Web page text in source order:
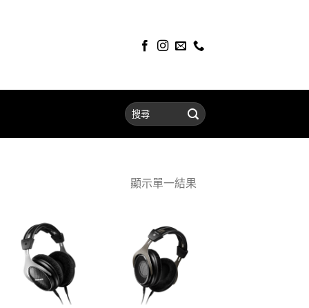
顯示單一結果